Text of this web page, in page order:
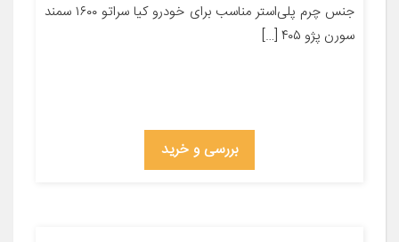
جنس چرم پلی‌استر مناسب برای خودرو کیا سراتو ۱۶۰۰ سمند
سورن پژو ۴۰۵ […]
بررسی و خرید